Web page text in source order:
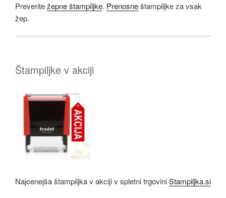
Preveritežepne štampiljke. Prenosneštampiljke za vsak
žep.
Štampiljke v akciji
Najcenejša štampiljka v akciji v spletni trgoviniStampiljka.si